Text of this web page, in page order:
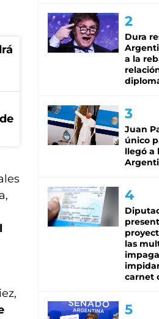
Dura
a la
Juan
único
llegó a
las
carnet